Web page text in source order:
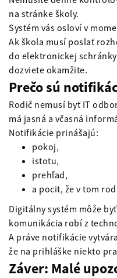
na stránke školy.
Systém vás osloví v
Ak škola musí poslať
do elektronickej
dozviete okamžite.
Prečo sú
Rodič nemusí byť IT
má jasná a včasná
Notifikácie prinášajú:
pokoj,
istotu,
prehľad,
a pocit, že v tom
Digitálny systém môže
komunikácia robí z
A práve notifikácie
že na prihláške niekto
Záver: Malé